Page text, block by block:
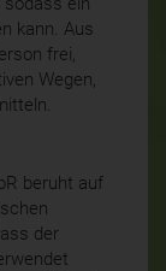
kann. Aus
frei,
Wegen,
beruht auf
der